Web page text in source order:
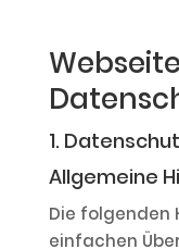
1.
Allgemeine
Die folgenden
einfachen